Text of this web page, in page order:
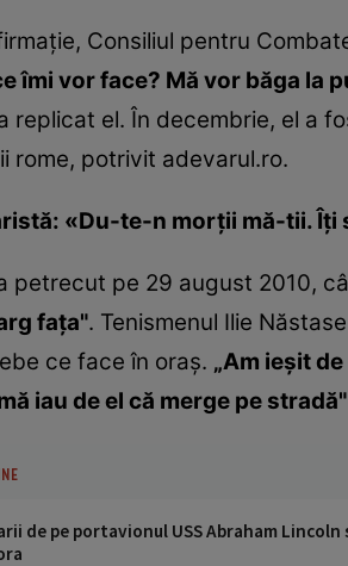
Consiliul pentru
îmi vor face? Mă vor băga la
replicat el. În decembrie, el a
rome, potrivit adevarul.ro.
«Du-te-n morţii mă-tii. Îţi
petrecut pe 29 august 2010,
faţa". Tenismenul Ilie
ce face în oraş. „Am ieşit
iau de el că merge pe stradă"
de pe portavionul USS Abraham